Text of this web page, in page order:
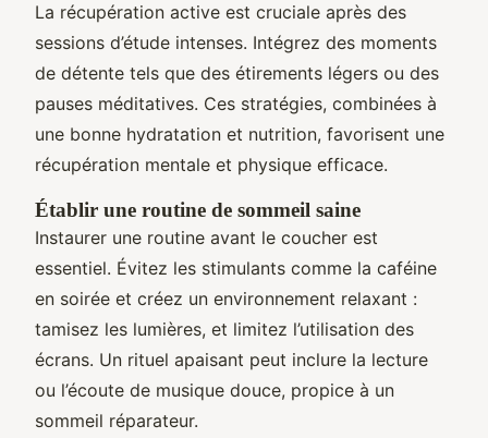
La récupération active est cruciale après des
sessions d’étude intenses. Intégrez des moments
de détente tels que des étirements légers ou des
pauses méditatives. Ces stratégies, combinées à
une bonne hydratation et nutrition, favorisent une
récupération mentale et physique efficace.
Établir une routine de sommeil saine
Instaurer une routine avant le coucher est
essentiel. Évitez les stimulants comme la caféine
en soirée et créez un environnement relaxant :
tamisez les lumières, et limitez l’utilisation des
écrans. Un rituel apaisant peut inclure la lecture
ou l’écoute de musique douce, propice à un
sommeil réparateur.